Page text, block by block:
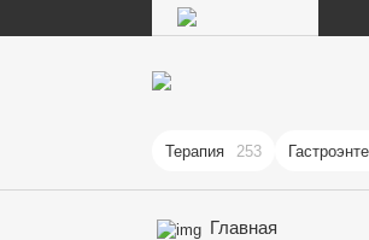
Терапия 253
Главная